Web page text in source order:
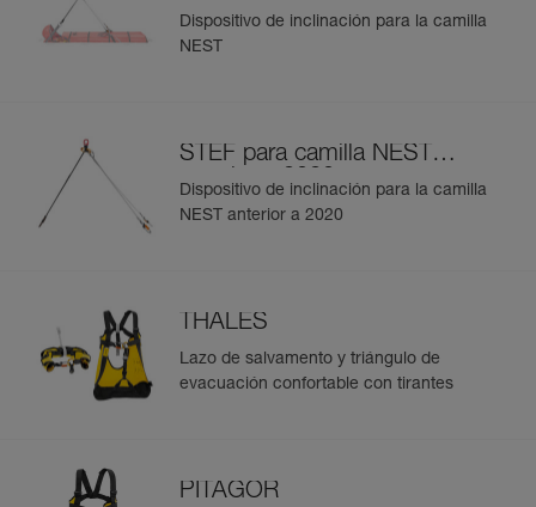
Dispositivo de inclinación para la camilla
NEST
STEF para camilla NEST
anterior a 2020
Dispositivo de inclinación para la camilla
NEST anterior a 2020
THALES
Lazo de salvamento y triángulo de
evacuación confortable con tirantes
PITAGOR